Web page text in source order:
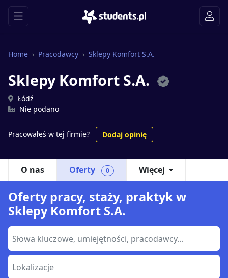
Home Pracodawcy Sklepy Komfort S.A.
Sklepy Komfort S.A.
Łódź
Nie podano
Pracowałeś w tej firmie? Dodaj opinię
O nas Oferty 0 Więcej
Oferty pracy, staży, praktyk w
Sklepy Komfort S.A.